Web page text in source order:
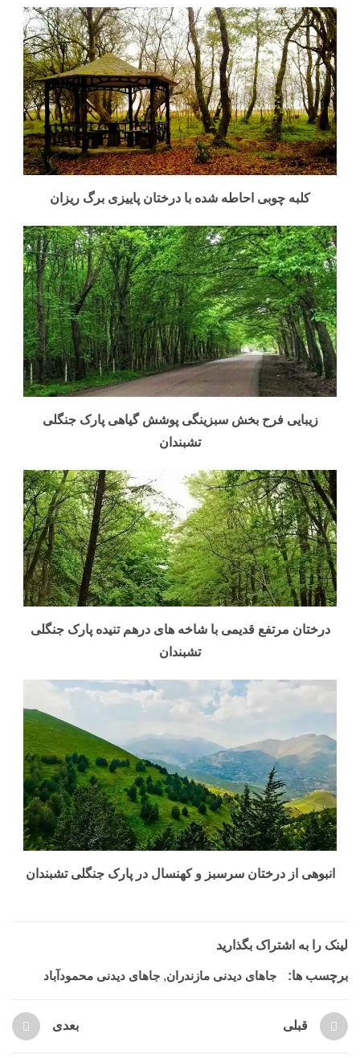
کلبه چوبی احاطه شده با درختان پاییزی برگ ریزان
زیبایی فرح بخش سبزینگی پوشش گیاهی پارک جنگلی
تشبندان
درختان مرتفع قدیمی با شاخه های درهم تنیده پارک جنگلی
تشبندان
انبوهی از درختان سرسبز و کهنسال در پارک جنگلی تشبندان
لینک را به اشتراک بگذارید
برچسب ها: جاهای دیدنی مازندران, جاهای دیدنی محمودآباد
قبلی بعدی